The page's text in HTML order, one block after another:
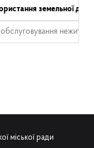
земельної
міської ради